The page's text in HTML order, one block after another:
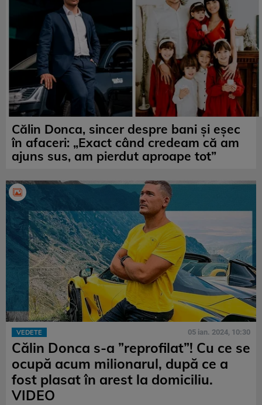
Călin Donca, sincer despre bani și eșec
în afaceri: „Exact când credeam că am
ajuns sus, am pierdut aproape tot”
VEDETE 05 ian. 2024, 10:30
Călin Donca s-a ”reprofilat”! Cu ce se
ocupă acum milionarul, după ce a
fost plasat în arest la domiciliu.
VIDEO